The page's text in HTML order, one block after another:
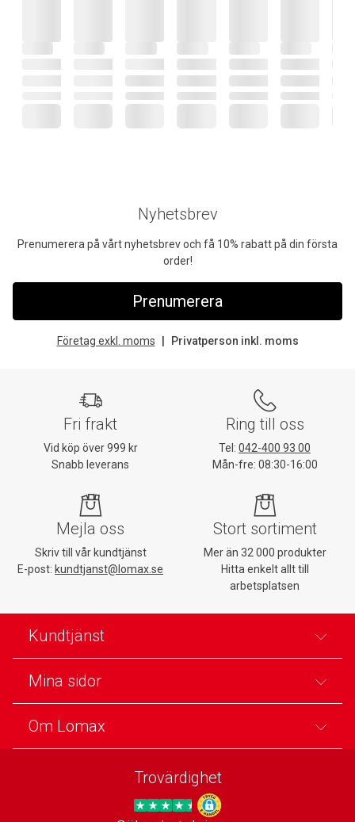
Nyhetsbrev
Prenumerera på vårt nyhetsbrev och få 10% rabatt på din första
order!
Prenumerera
Företag exkl. moms Privatperson inkl. moms
Fri frakt
Vid köp över 999 kr
Snabb leverans
Ring till oss
Tel: 042-400 93 00
Mån-fre: 08:30-16:00
Mejla oss
Skriv till vår kundtjänst
E-post: kundtjanst@lomax.se
Stort sortiment
Mer än 32 000 produkter
Hitta enkelt allt till
arbetsplatsen
Kundtjänst
Mina sidor
Om Lomax
Trovärdighet